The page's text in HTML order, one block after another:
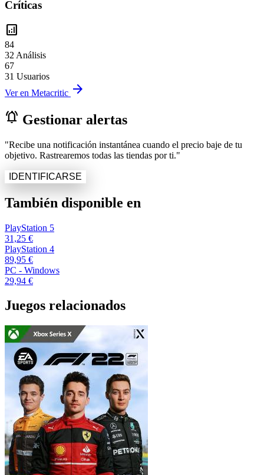
Críticas
analytics
84
32 Análisis
67
31 Usuarios
Ver en Metacritic arrow_forward
notifications_active Gestionar alertas
"Recibe una notificación instantánea cuando el precio baje de tu
objetivo. Rastrearemos todas las tiendas por ti."
IDENTIFICARSE
También disponible en
PlayStation 5
31,25 €
PlayStation 4
89,95 €
PC - Windows
29,94 €
Juegos relacionados